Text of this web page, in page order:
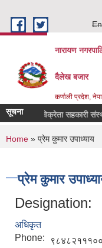
नारायण
दैलेख बजार
कर्णाली प्रदेश,
सूचनामल विक्रेता सहकारी संस्था
You are here
Home » प्रेम कुमार उपाध्याय
प्रेम कुमार
Designation:
अधिकृत
Phone:
९८४८२१११००